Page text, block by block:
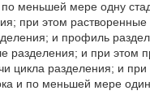
меньшей мере одну
при этом
и профиль
разделения; и при этом
цикла разделения; и
и по меньшей мере